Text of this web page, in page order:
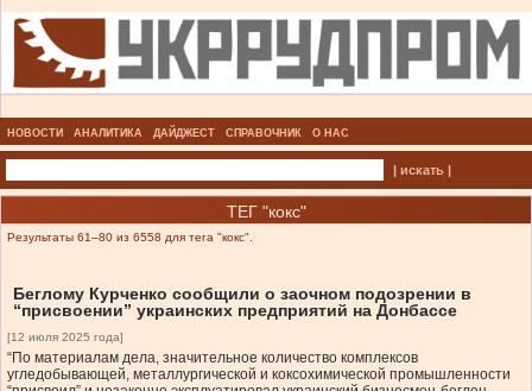
НОВОСТИ АНАЛИТИКА ДАЙДЖЕСТ СПРАВОЧНИК О НАС
| искать |
ТЕГ "кокс"
Результаты 61–80 из 6558 для тега "кокс".
Беглому Курченко сообщили о заочном подозрении в
“присвоении” украинских предприятий на Донбассе
[12 июля 2025 года]
“По материалам дела, значительное количество комплексов
угледобывающей, металлургической и коксохимической промышленности